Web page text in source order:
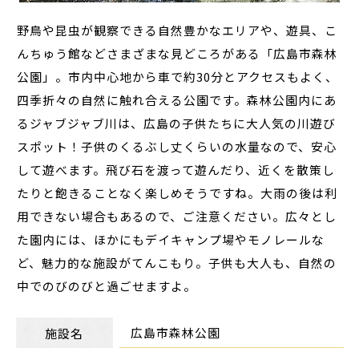
野鳥や昆虫が観察できる自然豊かなエリアや、遊具、こ
んちゅう館などさまざまな見どころがある「広島市森林
公園」。市内中心地から車で約30分とアクセスもよく、
四季折々の自然に触れ合える公園です。森林公園内にあ
るジャブジャブ川は、広島の子供たちに大人気の川遊び
スポット！子供のくるぶし丈くらいの水量なので、安心
して遊べます。飛び石を渡って遊んだり、近くを散策し
たりと飽きることなく楽しめそうですね。大雨の後は利
用できない場合もあるので、ご注意ください。広々とし
た園内には、ほかにもデイキャンプ場やモノレールな
ど、魅力的な施設がてんこもり。子供も大人も、自然の
中でのびのびと過ごせますよ。
施設名 広島市森林公園